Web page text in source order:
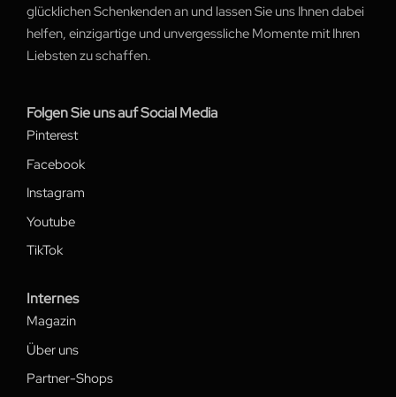
glücklichen Schenkenden an und lassen Sie uns Ihnen dabei
helfen, einzigartige und unvergessliche Momente mit Ihren
Liebsten zu schaffen.
Folgen Sie uns auf Social Media
Pinterest
Facebook
Instagram
Youtube
TikTok
Internes
Magazin
Über uns
Partner-Shops